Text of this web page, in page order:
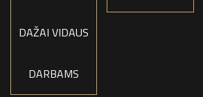
DAŽAI VIDAUS
DARBAMS